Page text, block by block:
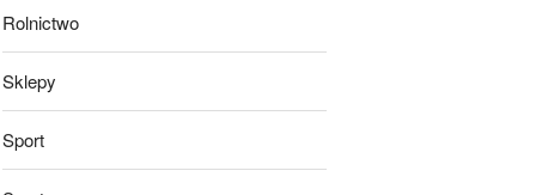
Rolnictwo
Sklepy
Sport